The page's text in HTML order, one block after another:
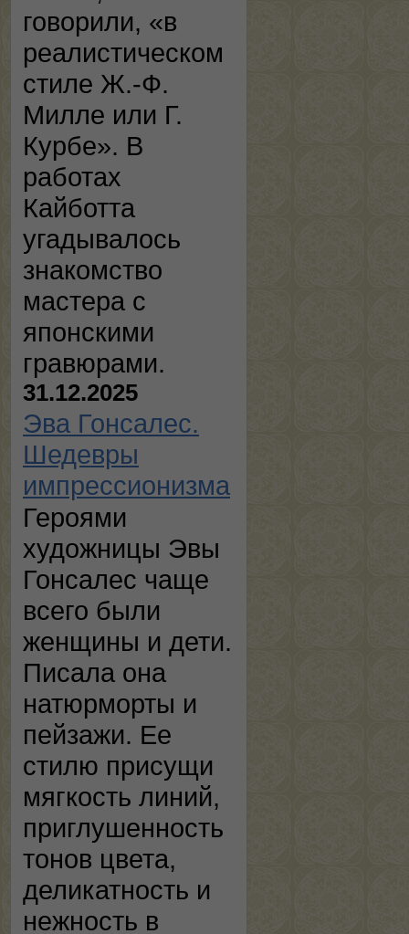
говорили, «в
реалистическом
стиле Ж.-Ф.
Милле или Г.
Курбе». В
работах
Кайботта
угадывалось
знакомство
мастера с
японскими
гравюрами.
31.12.2025
Эва Гонсалес.
Шедевры
импрессионизма
Героями
художницы Эвы
Гонсалес чаще
всего были
женщины и дети.
Писала она
натюрморты и
пейзажи. Ее
стилю присущи
мягкость линий,
приглушенность
тонов цвета,
деликатность и
нежность в